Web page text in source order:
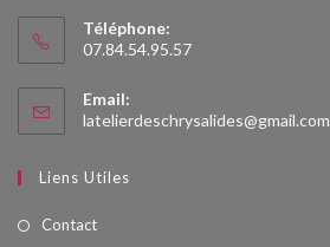
Téléphone:
07.84.54.95.57
Email:
latelierdeschrysalides@gmail.com
Liens Utiles
Contact